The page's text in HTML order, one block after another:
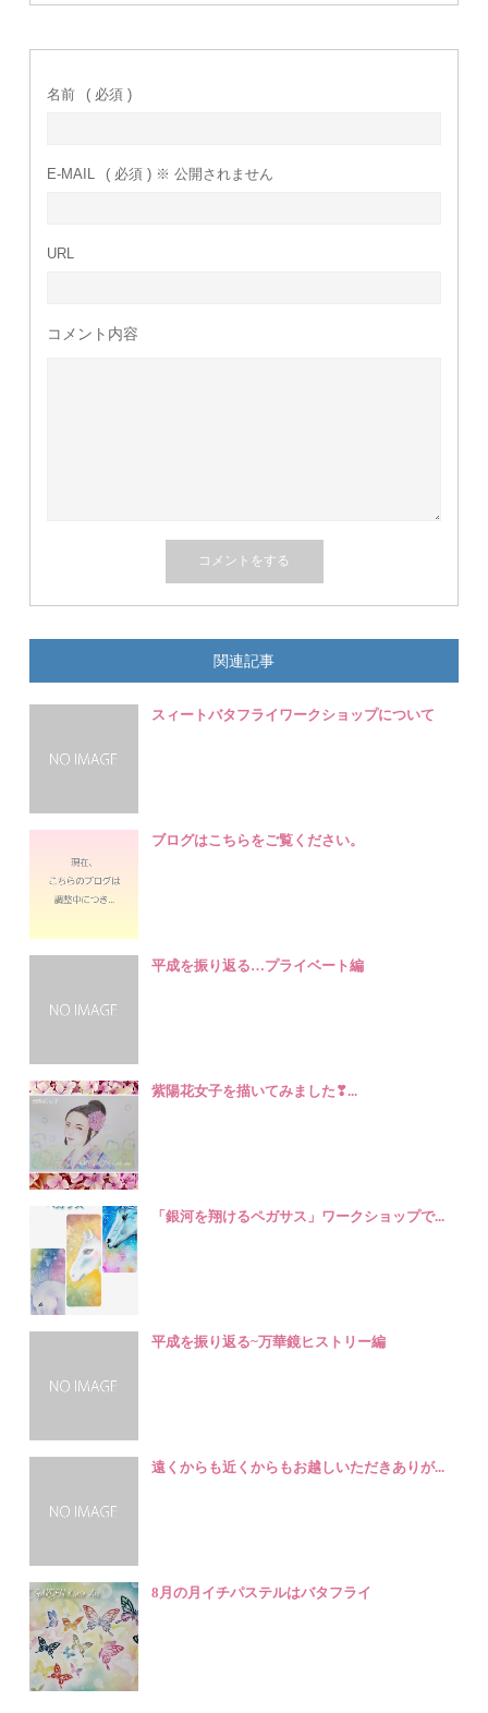
名前 ( 必須 )
E-MAIL ( 必須 ) ※ 公開されません
URL
コメント内容
関連記事
スィートバタフライワークショップについて
ブログはこちらをご覧ください。
平成を振り返る…プライベート編
紫陽花女子を描いてみました❣...
「銀河を翔けるペガサス」ワークショップで...
平成を振り返る~万華鏡ヒストリー編
遠くからも近くからもお越しいただきありが...
8月の月イチパステルはバタフライ